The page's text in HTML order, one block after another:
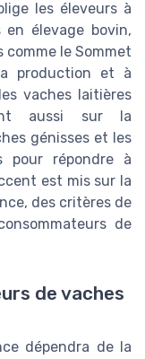
les éleveurs à
en élevage bovin,
comme le Sommet
production et à
vaches laitières
aussi sur la
génisses et les
pour répondre à
est mis sur la
des critères de
de
de vaches
dépendra de la